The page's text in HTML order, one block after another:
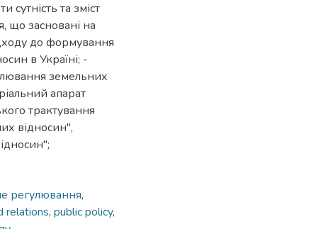
сутність та зміст
що засновані на
до формування
в Україні; -
земельних
апарат
трактування
відносин",
регулювання,
relations, public policy,